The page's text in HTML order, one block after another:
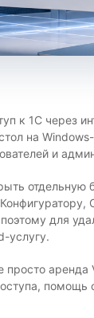
к 1С через
на
и
для
услугу.
просто аренда